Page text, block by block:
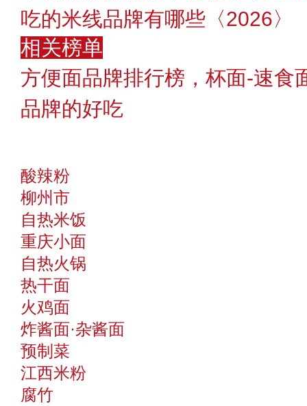
吃的米线品牌有哪些〈2026〉
相关榜单
方便面品牌排行榜，杯面-速食
品牌的好吃
酸辣粉
柳州市
自热米饭
重庆小面
自热火锅
热干面
火鸡面
炸酱面·杂酱面
预制菜
江西米粉
腐竹